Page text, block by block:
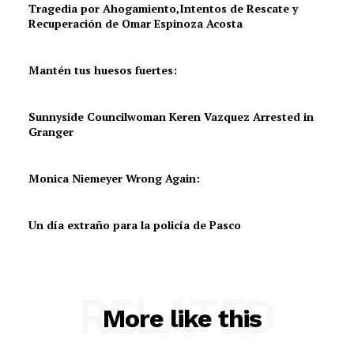
Tragedia por Ahogamiento,Intentos de Rescate y
Recuperación de Omar Espinoza Acosta
Mantén tus huesos fuertes:
Sunnyside Councilwoman Keren Vazquez Arrested in
Granger
Monica Niemeyer Wrong Again:
Un día extraño para la policía de Pasco
More like this
RELATED